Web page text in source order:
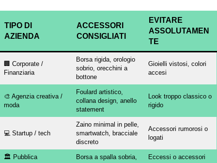
TIPO DI
AZIENDA
ACCESSORI
CONSIGLIATI
EVITARE
ASSOLUTAMEN
TE
🏢 Corporate /
Finanziaria
Borsa rigida, orologio
sobrio, orecchini a
bottone
Gioielli vistosi, colori
accesi
🎨 Agenzia creativa /
moda
Foulard artistico,
collana design, anello
statement
Look troppo classico o
rigido
💻 Startup / tech
Zaino minimal in pelle,
smartwatch, bracciale
discreto
Accessori rumorosi o
logati
🏛️ Pubblica
Borsa a spalla sobria,
Eccessi o accessori